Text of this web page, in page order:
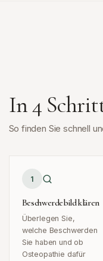
In 4
So finden Sie schnell
1
Beschwerdebild klären
Überlegen Sie,
welche Beschwerden
Sie haben und ob
Osteopathie dafür